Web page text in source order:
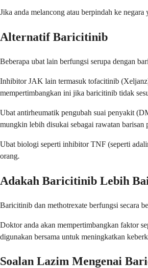
Jika anda melancong atau berpindah ke negara
Alternatif Baricitinib
Beberapa ubat lain berfungsi serupa dengan
Inhibitor JAK lain termasuk tofacitinib
mempertimbangkan ini jika baricitinib tidak
Ubat antirheumatik pengubah suai penyakit
mungkin lebih disukai sebagai rawatan barisan
Ubat biologi seperti inhibitor TNF (seperti
orang.
Adakah Baricitinib Lebih
Baricitinib dan methotrexate berfungsi secara
Doktor anda akan mempertimbangkan faktor
digunakan bersama untuk meningkatkan
Soalan Lazim Mengenai